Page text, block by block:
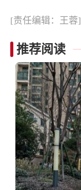
[责任编辑：王蓉]
推荐阅读